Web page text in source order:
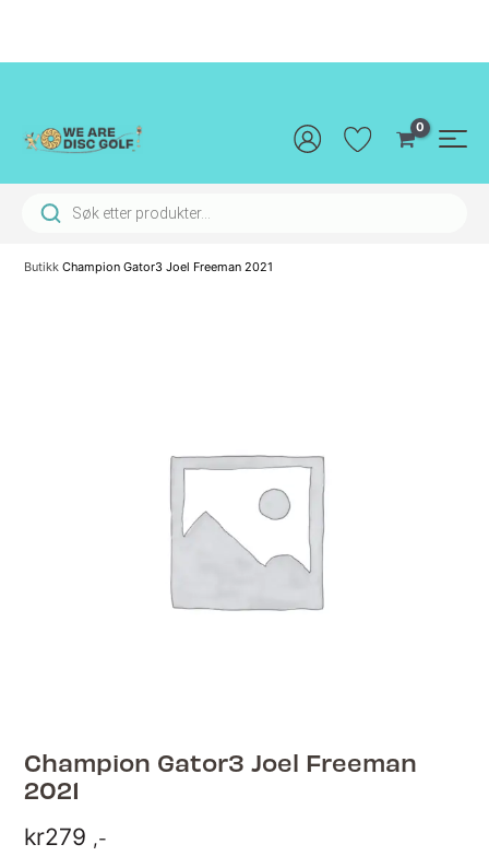
innholdet
Products search
Butikk Champion Gator3 Joel Freeman 2021
Champion Gator3 Joel Freeman
2021
kr279 ,-